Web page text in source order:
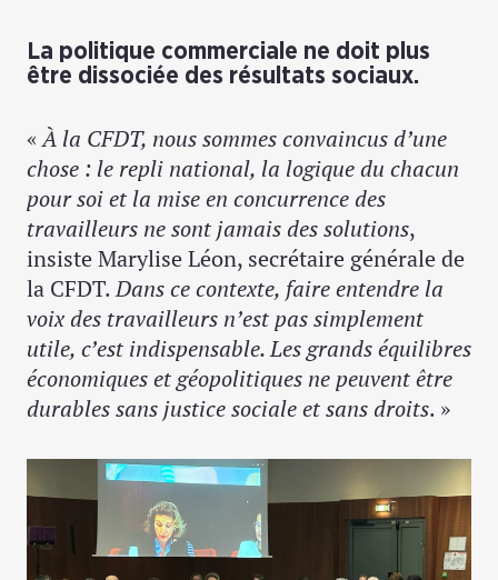
La politique commerciale ne doit plus
être dissociée des résultats sociaux.
«À la CFDT, nous sommes convaincus d’une
chose : le repli national, la logique du chacun
pour soi et la mise en concurrence des
travailleurs ne sont jamais des solutions,
insiste Marylise Léon, secrétaire générale de
la CFDT.Dans ce contexte, faire entendre la
voix des travailleurs n’est pas simplement
utile, c’est indispensable. Les grands équilibres
économiques et géopolitiques ne peuvent être
durables sans justice sociale et sans droits. »